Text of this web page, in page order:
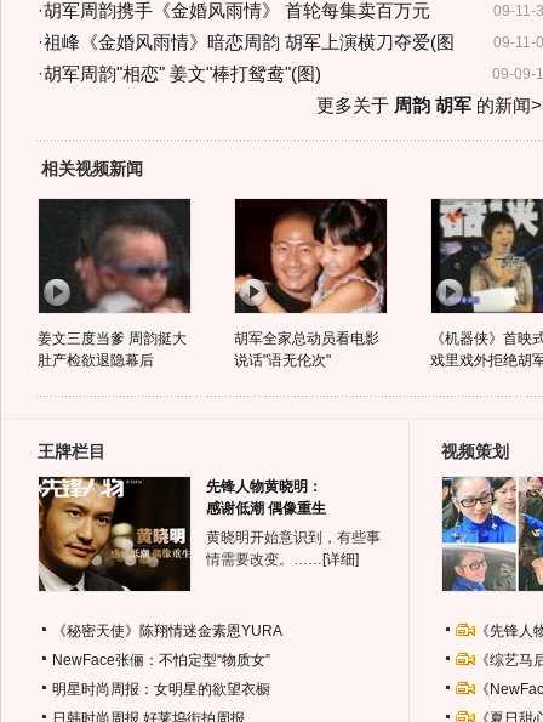
09-11-
·胡军周韵携手《金婚风雨情》 首轮每集卖百万元
09-11-
·祖峰《金婚风雨情》暗恋周韵 胡军上演横刀夺爱(图
09-09-
·胡军周韵"相恋" 姜文"棒打鸳鸯"(图)
更多关于 周韵 胡军的新闻
相关视频新闻
姜文三度当爹 周韵挺大
肚产检欲退隐幕后
胡军全家总动员看电影
说话"语无伦次"
《机器侠》首映
戏里戏外拒绝胡
王牌栏目
先锋人物黄晓明：
感谢低潮 偶像重生
黄晓明开始意识到，有些事
情需要改变。…… [详细]
《秘密天使》陈翔情迷金素恩YURA
NewFace张俪：不怕定型“物质女”
明星时尚周报：女明星的欲望衣橱
日韩时尚周报 好莱坞街拍周报
视频策划
《先锋
《综艺
《
《夏日